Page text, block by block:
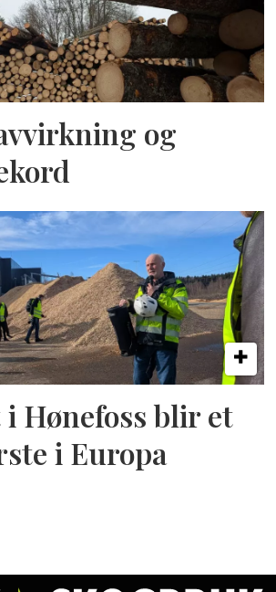
og
Hønefoss blir et
i Europa